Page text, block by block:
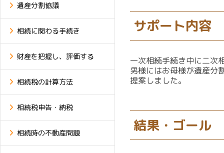
遺産分割協議
相続に関わる手続き
財産を把握し、評価する
相続税の計算方法
相続税申告・納税
相続時の不動産問題
サポート内容
一次相続手続き中に二次
男様にはお母様が遺産分
提案しました。
結果・ゴール